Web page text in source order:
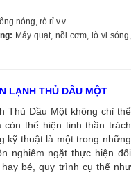
nóng, rò rỉ v.v
Máy quạt, nồi cơm, lò vi sóng,
LẠNH THỦ DẦU MỘT
Thủ Dầu Một không chỉ thể
còn thể hiện tinh thần trách
kỹ thuật là một trong những
nghiêm ngặt thực hiện đối
bé, quy trình cụ thể như